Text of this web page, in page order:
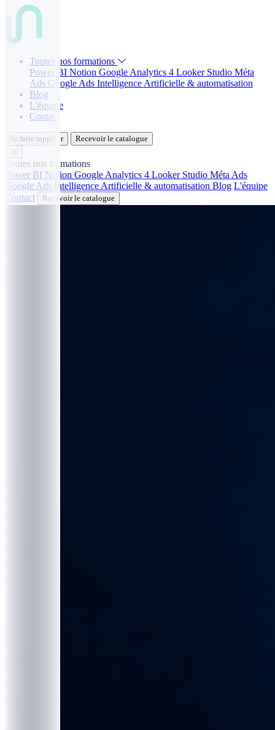
Toutes nos formations
Power BI Notion Google Analytics 4 Looker Studio Méta
Ads Google Ads Intelligence Artificielle & automatisation
Blog
L'équipe
Contact
Se faire rappeler Recevoir le catalogue
Toutes nos formations
Power BI Notion Google Analytics 4 Looker Studio Méta Ads
Google Ads
Intelligence Artificielle & automatisation Blog L'équipe
Contact
Recevoir le catalogue